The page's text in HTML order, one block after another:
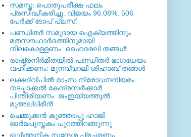
സമസ്ത: പൊതുപരീക്ഷ ഫലം
പ്രസിദ്ധീകരിച്ചു. വിജയം 96.08%, 506
പേര്‍ക്ക് ടോപ് പ്ലസ്.
പണ്ഡിതര്‍ സമുദായ ഐക്യത്തിനും
മതസൗഹാര്‍ദത്തിനുമായി
നിലകൊള്ളണം: ഹൈദരലി തങ്ങള്‍
രാഷ്ട്രനിര്‍മിതയില്‍ പണ്ഡിതര്‍ ഭാഗധേയം
വഹിക്കണം: മുനവ്വറലി ശിഹാബ് തങ്ങള്‍
ലക്ഷദ്വീപില്‍ മാംസ നിരോധനനിയമം
നടപ്പാക്കല്‍ കേന്ദ്രസര്‍ക്കാര്‍
പിന്തിരിയണം: ജംഇയ്യത്തുല്‍
മുഅല്ലിമീന്‍
ചെമ്മുക്കന്‍ കുഞ്ഞാപ്പു ഹാജി
ഓര്‍മപുസ്തകം പുറത്തിറങ്ങുന്നു
ഖുര്‍ആനിക സന്ദേശ പ്രചരണം